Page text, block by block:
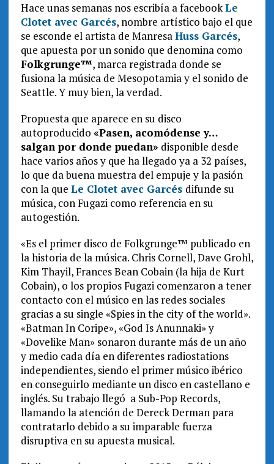
Hace unas semanas nos escribía a facebookLe
Clotet avec Garcés, nombre artístico bajo el que
se esconde el artista de ManresaHuss Garcés,
que apuesta por un sonido que denomina como
Folkgrunge™, marca registrada donde se
fusiona la música de Mesopotamia y el sonido de
Seattle. Y muy bien, la verdad.
Propuesta que aparece en su disco
autoproducido «Pasen, acomódense y…
salgan por donde puedan» disponible desde
hace varios años y que ha llegado ya a 32 países,
lo que da buena muestra del empuje y la pasión
con la que Le Clotet avec Garcés difunde su
música, con Fugazi como referencia en su
autogestión.
«Es el primer disco de Folkgrunge™ publicado en
la historia de la música. Chris Cornell, Dave Grohl,
Kim Thayil, Frances Bean Cobain (la hija de Kurt
Cobain), o los propios Fugazi comenzaron a tener
contacto con el músico en las redes sociales
gracias a su single «Spies in the city of the world».
«Batman In Coripe», «God Is Anunnaki» y
«Dovelike Man» sonaron durante más de un año
y medio cada día en diferentes radiostations
independientes, siendo el primer músico ibérico
en conseguirlo mediante un disco en castellano e
inglés. Su trabajo llegó a Sub-Pop Records,
llamando la atención de Dereck Derman para
contratarlo debido a su imparable fuerza
disruptiva en su apuesta musical.